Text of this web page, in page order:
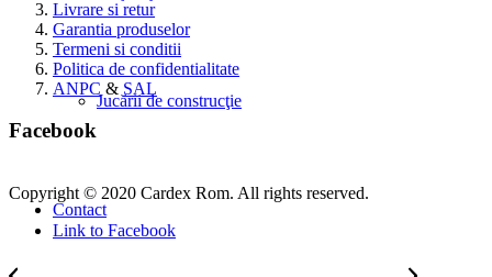
Jucării de construcţie
Contact
Livrare si retur
Garantia produselor
Termeni si conditii
Politica de confidentialitate
ANPC & SAL
Facebook
Copyright © 2020 Cardex Rom. All rights reserved.
Link to Facebook